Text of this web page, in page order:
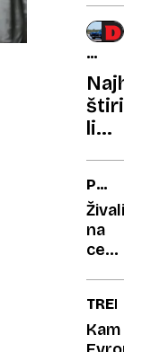
s
Med
kupci
pevka
ŽIVALI
Živali
na
cesti:
trku
TRENDI
Kam